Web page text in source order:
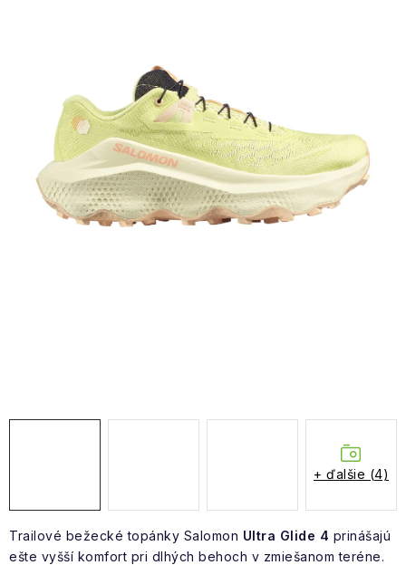
VÝPREDAJ
ZNAČKY
Vrátenie a výmena Doprava a platba
Blog
Moja objednávka
Trailové bežecké topánky Salomon Ultra Glide 4 prinášajú
ešte vyšší komfort pri dlhých behoch v zmiešanom teréne.
+ ďalšie (4)